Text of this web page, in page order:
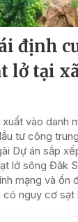
định
lở tại
xuất vào danh
tư công
Dự án sắp
lở sông Đăk
mạng và ổn
nguy cơ sạt